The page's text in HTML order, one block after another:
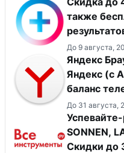
также
До 9 августа,
Яндекс
Яндекс (с
баланс
До 31 августа,
SONNEN,
Скидки до